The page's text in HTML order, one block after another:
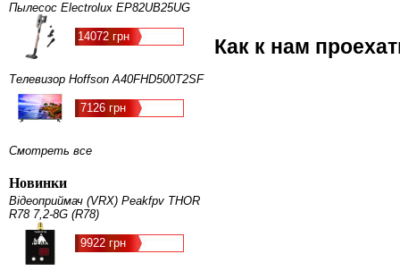
Пылесос Electrolux EP82UB25UG
14072 грн
Телевизор Hoffson A40FHD500T2SF
7126 грн
Смотреть все
Новинки
Відеоприймач (VRX) Peakfpv THOR
R78 7,2-8G (R78)
9922 грн
Как к нам